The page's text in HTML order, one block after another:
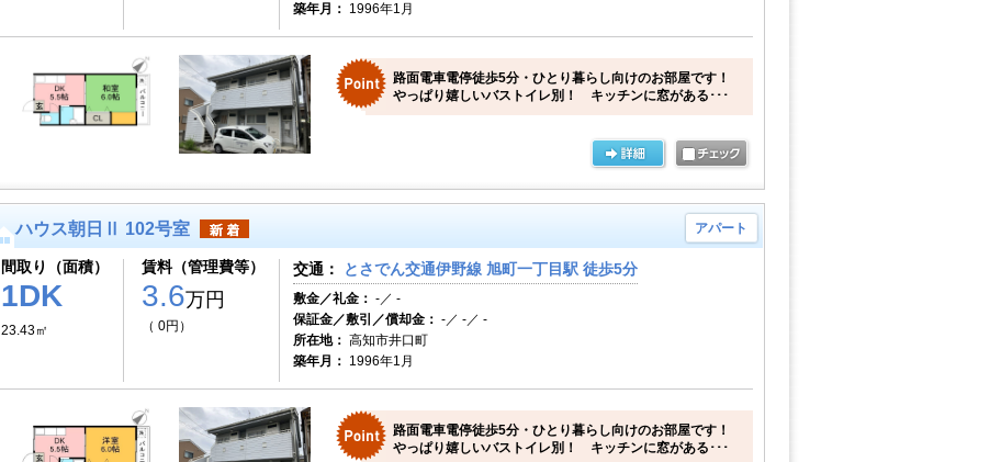
築年月： 1996年1月
路面電車電停徒歩5分・ひとり暮らし向けのお部屋です！
やっぱり嬉しいバストイレ別！ キッチンに窓がある･･･
ハウス朝日Ⅱ 102号室 アパート
間取り（面積）
1DK
23.43㎡
賃料（管理費等）
3.6万円
（ 0円）
交通： とさでん交通伊野線 旭町一丁目駅 徒歩5分
敷金／礼金： -／ -
保証金／敷引／償却金： -／ -／ -
所在地： 高知市井口町
築年月： 1996年1月
路面電車電停徒歩5分・ひとり暮らし向けのお部屋です！
やっぱり嬉しいバストイレ別！ キッチンに窓がある･･･